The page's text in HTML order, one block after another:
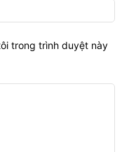
trong trình duyệt này